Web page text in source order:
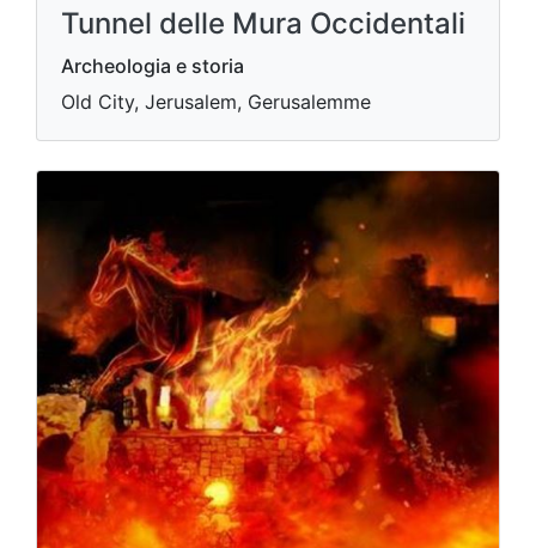
Tunnel delle Mura Occidentali
Archeologia e storia
Old City, Jerusalem, Gerusalemme